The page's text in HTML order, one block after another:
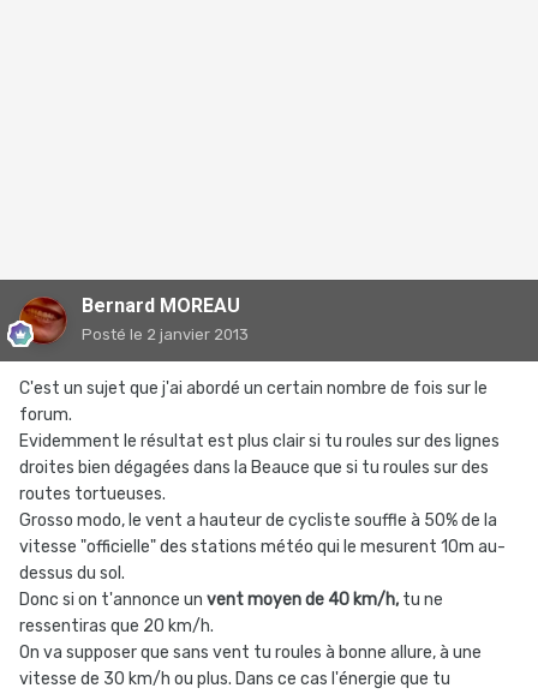
Bernard MOREAU
Posté le 2 janvier 2013
C'est un sujet que j'ai abordé un certain nombre de fois sur le
forum.
Evidemment le résultat est plus clair si tu roules sur des lignes
droites bien dégagées dans la Beauce que si tu roules sur des
routes tortueuses.
Grosso modo, le vent a hauteur de cycliste souffle à 50% de la
vitesse "officielle" des stations météo qui le mesurent 10m au-
dessus du sol.
Donc si on t'annonce un vent moyen de 40 km/h, tu ne
ressentiras que 20 km/h.
On va supposer que sans vent tu roules à bonne allure, à une
vitesse de 30 km/h ou plus. Dans ce cas l'énergie que tu